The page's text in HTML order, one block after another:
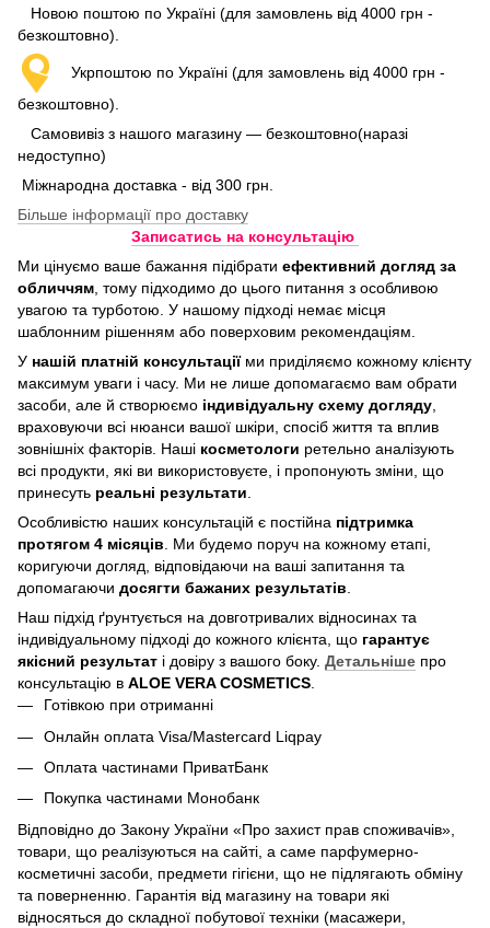
Новою поштою по Україні (для замовлень від 4000 грн -
безкоштовно).
Укрпоштою по Україні (для замовлень від 4000 грн -
безкоштовно).
Самовивіз з нашого магазину — безкоштовно(наразі
недоступно)
Міжнародна доставка - від 300 грн.
Більше інформації про доставку
Записатись на консультацію
Ми цінуємо ваше бажання підібрати ефективний догляд за
обличчям, тому підходимо до цього питання з особливою
увагою та турботою. У нашому підході немає місця
шаблонним рішенням або поверховим рекомендаціям.
У нашій платній консультаціїми приділяємо кожному клієнту
максимум уваги і часу. Ми не лише допомагаємо вам обрати
засоби, але й створюємо індивідуальну схему догляду,
враховуючи всі нюанси вашої шкіри, спосіб життя та вплив
зовнішніх факторів. Наші косметологи ретельно аналізують
всі продукти, які ви використовуєте, і пропонують зміни, що
принесуть реальні результати.
Особливістю наших консультацій є постійна підтримка
протягом 4 місяців. Ми будемо поруч на кожному етапі,
коригуючи догляд, відповідаючи на ваші запитання та
допомагаючи досягти бажаних результатів.
Наш підхід ґрунтується на довготривалих відносинах та
індивідуальному підході до кожного клієнта, що гарантує
якісний результат і довіру з вашого боку. Детальніше про
консультацію в ALOE VERA COSMETICS.
Готівкою при отриманні
Онлайн оплата Visa/Mastercard Liqpay
Оплата частинами ПриватБанк
Покупка частинами Монобанк
Відповідно до Закону України «Про захист прав споживачів»,
товари, що реалізуються на сайті, а саме парфумерно-
косметичні засоби, предмети гігієни, що не підлягають обміну
та поверненню. Гарантія від магазину на товари які
відносяться до складної побутової техніки (масажери,